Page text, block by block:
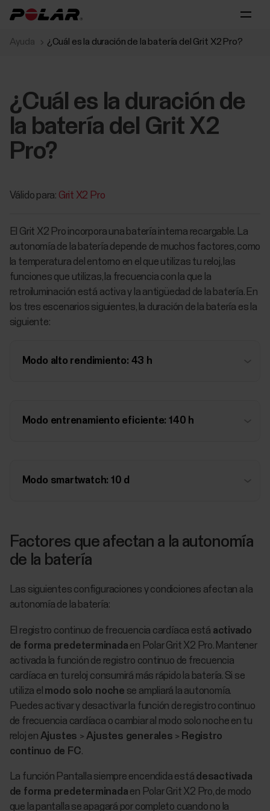
Ayuda ¿Cuál es la duración de la batería del Grit X2 Pro?
¿Cuál es la duración de
la batería del Grit X2
Pro?
Válido para: Grit X2 Pro
El Grit X2 Pro incorpora una batería interna recargable. La
autonomía de la batería depende de muchos factores, como
la temperatura del entorno en el que utilizas tu reloj, las
funciones que utilizas, la frecuencia con la que la
retroiluminación está activa y la antigüedad de la batería. En
los tres escenarios siguientes, la duración de la batería es la
siguiente:
Modo alto rendimiento: 43 h
Modo entrenamiento eficiente: 140 h
Modo smartwatch: 10 d
Factores que afectan a la autonomía
de la batería
Las siguientes configuraciones y condiciones afectan a la
autonomía de la batería:
El registro continuo de frecuencia cardíaca está activado
de forma predeterminada en Polar Grit X2 Pro. Mantener
activada la función de registro continuo de frecuencia
cardíaca en tu reloj consumirá más rápido la batería. Si se
utiliza el modo solo noche se ampliará la autonomía.
Puedes activar y desactivar la función de registro continuo
de frecuencia cardíaca o cambiar al modo solo noche en tu
reloj en Ajustes >Ajustes generales > Registro
continuo de FC.
La función Pantalla siempre encendida está desactivada
de forma predeterminada en Polar Grit X2 Pro, de modo
que la pantalla se apagará por completo cuando no la